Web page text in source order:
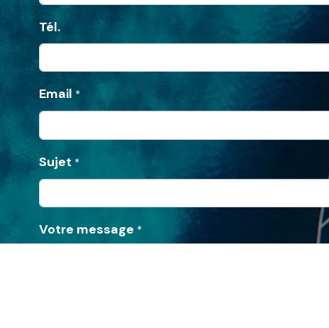
Tél.
Email *
Sujet *
Votre message *